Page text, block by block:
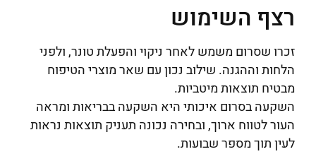
רצף השימוש
זכרו שסרום משמש לאחר ניקוי והפעלת טונר, ולפני
הלחות וההגנה. שילוב נכון עם שאר מוצרי הטיפוח
מבטיח תוצאות מיטביות.
השקעה בסרום איכותי היא השקעה בבריאות ומראה
העור לטווח ארוך, ובחירה נכונה תעניק תוצאות נראות
לעין תוך מספר שבועות.